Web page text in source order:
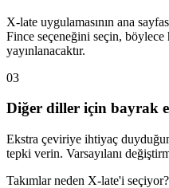
X-late uygulamasının ana
Fince seçeneğini seçin,
yayınlanacaktır.
03
Diğer diller için bayrak
Ekstra çeviriye ihtiyaç
tepki verin. Varsayılanı
Takımlar neden X-late'i seçiyor?